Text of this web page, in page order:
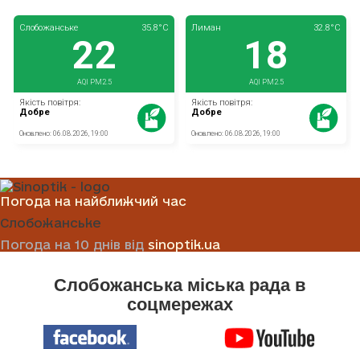
Погода на найближчий час
Слобожанське
Погода на 10 днів від sinoptik.ua
Слобожанська міська рада в
соцмережах